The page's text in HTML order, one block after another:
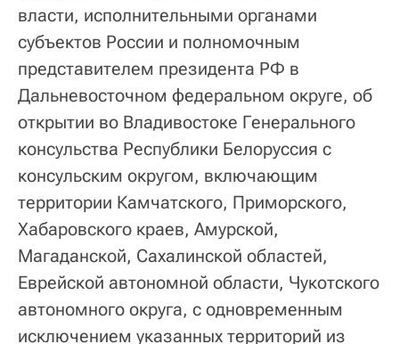
власти, исполнительными органами
субъектов России и полномочным
представителем президента РФ в
Дальневосточном федеральном округе, об
открытии во Владивостоке Генерального
консульства Республики Белоруссия с
консульским округом, включающим
территории Камчатского, Приморского,
Хабаровского краев, Амурской,
Магаданской, Сахалинской областей,
Еврейской автономной области, Чукотского
автономного округа, с одновременным
исключением указанных территорий из